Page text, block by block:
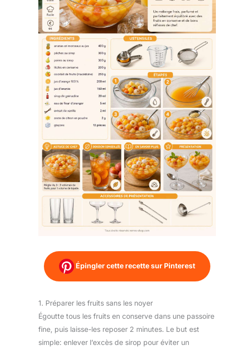
Épingler cette recette sur Pinterest
1. Préparer les fruits sans les noyer
Égoutte tous les fruits en conserve dans une passoire
fine, puis laisse-les reposer 2 minutes. Le but est
simple: enlever l’excès de sirop pour éviter un